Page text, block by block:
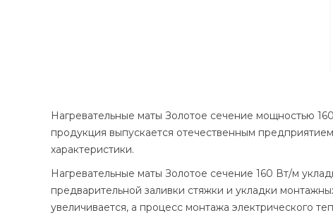
Нагревательные маты Золотое сечение мощностью
продукция выпускается отечественным
характеристики.
Нагревательные маты Золотое сечение 160 Вт/м
предварительной заливки стяжки и укладки
увеличивается, а процесс монтажа электрического